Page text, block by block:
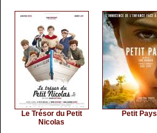
Le Trésor du Petit
Nicolas
Petit Pays